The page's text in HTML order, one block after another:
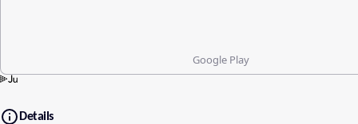
Google Play
Details